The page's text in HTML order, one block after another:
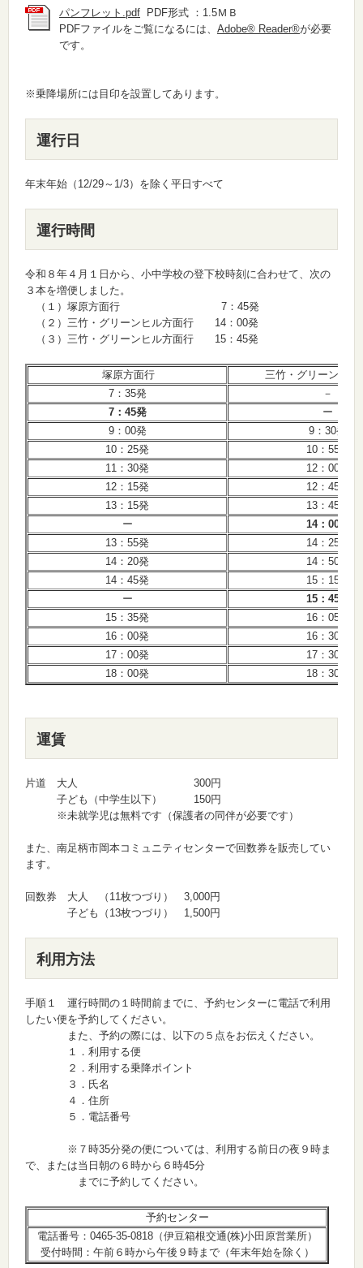
パンフレット.pdf PDF形式 ：1.5ＭＢ
PDFファイルをご覧になるには、 Adobe® Reader®が必要
です。
※乗降場所には目印を設置してあります。
運行日
年末年始（12/29～1/3）を除く平日すべて
運行時間
令和８年４月１日から、小中学校の登下校時刻に合わせて、次の
３本を増便しました。
（１）塚原方面行 7：45発
（２）三竹・グリーンヒル方面行 14：00発
（３）三竹・グリーンヒル方面行 15：45発
塚原方面行
三竹・グリーンヒル
7：35発
－
7：45発
ー
9：00発
9：30発
10：25発
10：55発
11：30発
12：00発
12：15発
12：45発
13：15発
13：45発
ー
14：00発
13：55発
14：25発
14：20発
14：50発
14：45発
15：15発
ー
15：45発
15：35発
16：05発
16：00発
16：30発
17：00発
17：30発
18：00発
18：30発
運賃
片道 大人 300円
子ども（中学生以下） 150円
※未就学児は無料です（保護者の同伴が必要です）
また、南足柄市岡本コミュニティセンターで回数券を販売してい
ます。
回数券 大人 （11枚つづり） 3,000円
子ども（13枚つづり） 1,500円
利用方法
手順１ 運行時間の１時間前までに、予約センターに電話で利用
したい便を予約してください。
また、予約の際には、以下の５点をお伝えください。
１．利用する便
２．利用する乗降ポイント
３．氏名
４．住所
５．電話番号
※７時35分発の便については、利用する前日の夜９時ま
で、または当日朝の６時から６時45分
までに予約してください。
予約センター
電話番号：0465-35-0818（伊豆箱根交通(株)小田原営業所）
受付時間：午前６時から午後９時まで（年末年始を除く）